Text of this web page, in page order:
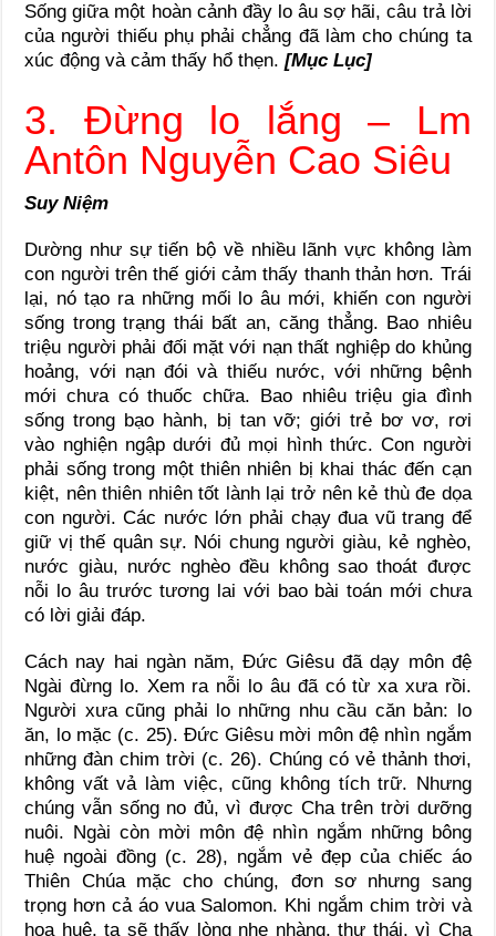
Sống giữa một hoàn cảnh đầy lo âu sợ hãi, câu trả lời
của người thiếu phụ phải chẳng đã làm cho chúng ta
xúc động và cảm thấy hổ thẹn.[Mục Lục]
3. Đừng lo lắng – Lm
Antôn Nguyễn Cao Siêu
Suy Niệm
Dường như sự tiến bộ về nhiều lãnh vực không làm
con người trên thế giới cảm thấy thanh thản hơn. Trái
lại, nó tạo ra những mối lo âu mới, khiến con người
sống trong trạng thái bất an, căng thẳng. Bao nhiêu
triệu người phải đối mặt với nạn thất nghiệp do khủng
hoảng, với nạn đói và thiếu nước, với những bệnh
mới chưa có thuốc chữa. Bao nhiêu triệu gia đình
sống trong bạo hành, bị tan vỡ; giới trẻ bơ vơ, rơi
vào nghiện ngập dưới đủ mọi hình thức. Con người
phải sống trong một thiên nhiên bị khai thác đến cạn
kiệt, nên thiên nhiên tốt lành lại trở nên kẻ thù đe dọa
con người. Các nước lớn phải chạy đua vũ trang để
giữ vị thế quân sự. Nói chung người giàu, kẻ nghèo,
nước giàu, nước nghèo đều không sao thoát được
nỗi lo âu trước tương lai với bao bài toán mới chưa
có lời giải đáp.
Cách nay hai ngàn năm, Đức Giêsu đã dạy môn đệ
Ngài đừng lo. Xem ra nỗi lo âu đã có từ xa xưa rồi.
Người xưa cũng phải lo những nhu cầu căn bản: lo
ăn, lo mặc (c. 25). Đức Giêsu mời môn đệ nhìn ngắm
những đàn chim trời (c. 26). Chúng có vẻ thảnh thơi,
không vất vả làm việc, cũng không tích trữ. Nhưng
chúng vẫn sống no đủ, vì được Cha trên trời dưỡng
nuôi. Ngài còn mời môn đệ nhìn ngắm những bông
huệ ngoài đồng (c. 28), ngắm vẻ đẹp của chiếc áo
Thiên Chúa mặc cho chúng, đơn sơ nhưng sang
trọng hơn cả áo vua Salomon. Khi ngắm chim trời và
hoa huệ, ta sẽ thấy lòng nhẹ nhàng, thư thái, vì Cha